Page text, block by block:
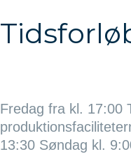
Fredag fra kl. 17:00
13:30 Søndag kl.